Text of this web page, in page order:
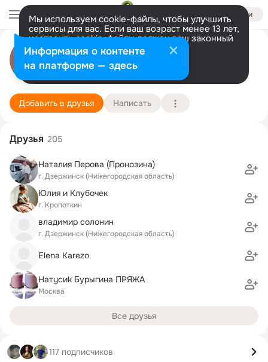
Войти
Мы используем cookie-файлы, чтобы улучшить
сервисы для вас. Если ваш возраст менее 13 лет,
настроить cookie-файлы должен ваш законный
представитель. Больше информации
Разрешить все Настроить
Наталия Гришина (Сидорова)
г. Дзержинск (Нижегородская область)
14 школа
Подробнее
Добавить в друзья Написать
Друзья 205
Наталия Перова (Пронозина)
г. Дзержинск (Нижегородская область)
Юлия и Клубочек
г. Кропоткин
владимир солонин
г. Дзержинск (Нижегородская область)
Elena Karezo
Hатyсиk Бурыгина ПРЯЖА
Москва
Все друзья
117 подписчиков
Информация о контенте
на платформе — здесь